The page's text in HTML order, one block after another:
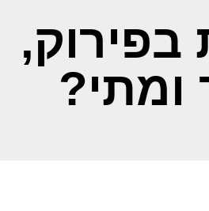
בפירוק,
ומתי?